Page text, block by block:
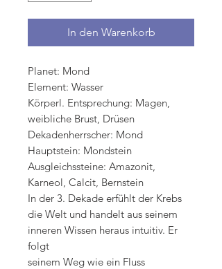
In den Warenkorb
Planet: Mond
Element: Wasser
Körperl. Entsprechung: Magen,
weibliche Brust, Drüsen
Dekadenherrscher: Mond
Hauptstein: Mondstein
Ausgleichssteine: Amazonit,
Karneol, Calcit, Bernstein
In der 3. Dekade erfühlt der Krebs
die Welt und handelt aus seinem
inneren Wissen heraus intuitiv. Er
folgt
seinem Weg wie ein Fluss